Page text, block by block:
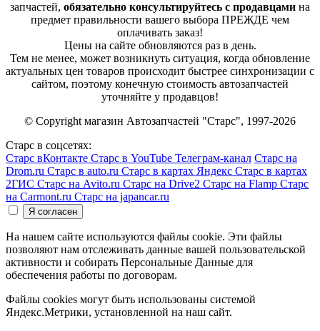
запчастей, обязательно консультируйтесь с продавцами на
предмет правильности вашего выбора ПРЕЖДЕ чем
оплачивать заказ!
Цены на сайте обновляются раз в день.
Тем не менее, может возникнуть ситуация, когда обновление
актуальных цен товаров происходит быстрее синхронизации с
сайтом, поэтому конечную стоимость автозапчастей
уточняйте у продавцов!
© Copyright магазин Автозапчастей "Старс", 1997-2026
Старс в соцсетях:
Старс вКонтакте Старс в YouTube Телеграм-канал Старс на
Drom.ru Старс в auto.ru Старс в картах Яндекс Старс в картах
2ГИС Старс на Avito.ru Старс на Drive2 Старс на Flamp Старс
на Carmont.ru Старс на japancar.ru
На нашем сайте используются файлы cookie. Эти файлы
позволяют нам отслеживать данные вашей пользовательской
активности и собирать Персональные Данные для
обеспечения работы по договорам.
Файлы cookies могут быть использованы системой
Яндекс.Метрики, установленной на наш сайт.